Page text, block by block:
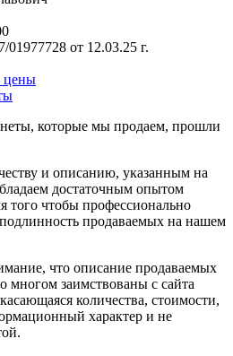
от 12.03.25 г.
цены
которые мы продаем, прошли
и описанию, указанным на
достаточным опытом
того чтобы профессионально
подлинность продаваемых на нашем
что описание продаваемых
многом заимствованы с сайта
количества, стоимости,
характер и не